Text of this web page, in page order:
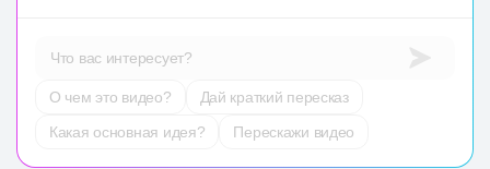
Что вас интересует?
О чем это видео?
Дай краткий пересказ
Какая основная идея?
Перескажи видео